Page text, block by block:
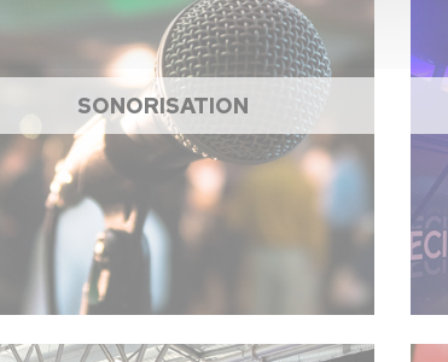
SONORISATION